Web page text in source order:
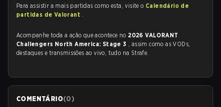
Para assistir a mais partidas como esta, visite o Calendário de
partidas de Valorant .
Acompanhe toda a ação que acontece no 2026 VALORANT
Challengers North America: Stage 3 , assim como as VODs,
destaques e transmissões ao vivo, tudo na Strafe.
COMENTÁRIO(0)